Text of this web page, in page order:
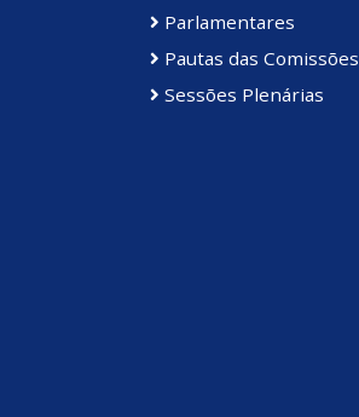
Parlamentares
Pautas das Comissões
Sessões Plenárias